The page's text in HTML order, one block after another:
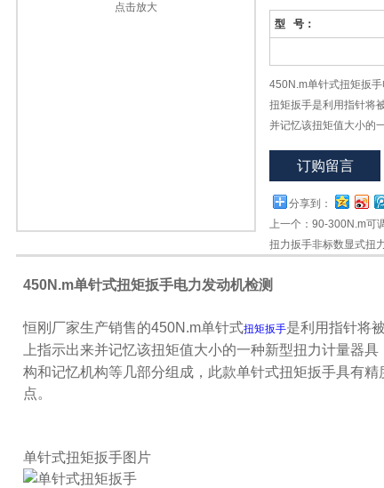
点击放大
型 号：
450N.m单针式扭矩扳
扭矩扳手是利用指针将
并记忆该扭矩值大小的
订购留言
分享到：
上一个： 90-300N.m可
扭力扳手非标数显式扭
450N.m单针式扭矩扳手电力发动机检测
恒刚厂家生产销售的450N.m单针式扭矩扳手是利用指针将
上指示出来并记忆该扭矩值大小的一种新型扭力计量器具
构和记忆机构等几部分组成，此款单针式扭矩扳手具有
点。
单针式扭矩扳手图片